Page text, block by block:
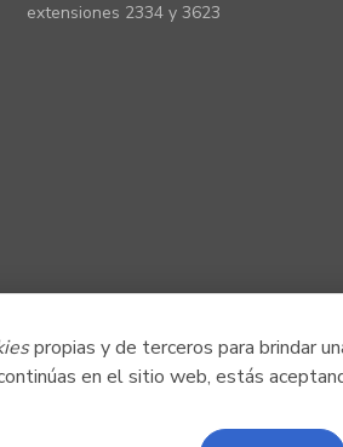
propias y de terceros para brindar
en el sitio web, estás
extensiones 2334 y 3623